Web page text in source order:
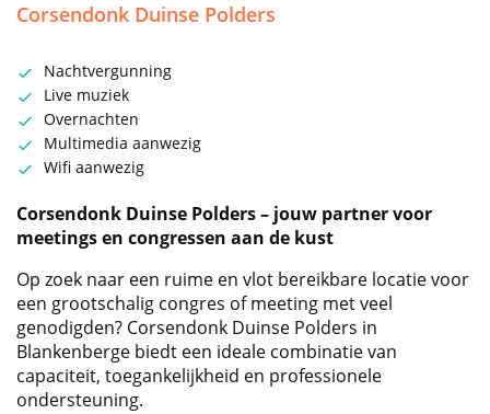
Corsendonk Duinse Polders
Nachtvergunning
Live muziek
Overnachten
Multimedia aanwezig
Wifi aanwezig
Corsendonk Duinse Polders – jouw partner voor
meetings en congressen aan de kust
Op zoek naar een ruime en vlot bereikbare locatie voor
een grootschalig congres of meeting met veel
genodigden? Corsendonk Duinse Polders in
Blankenberge biedt een ideale combinatie van
capaciteit, toegankelijkheid en professionele
ondersteuning.